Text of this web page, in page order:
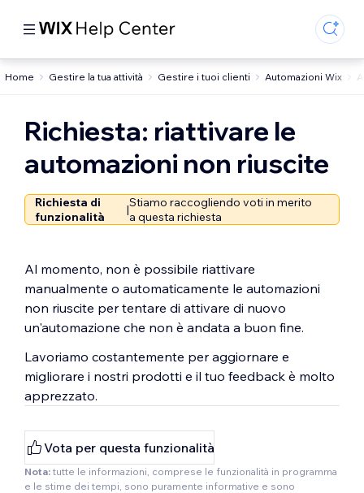
Home Gestire la tua attività Gestire i tuoi clienti Automazioni Wix
Richiesta: riattivare le
automazioni non riuscite
Richiesta di
funzionalità
|Stiamo raccogliendo voti in merito
a questa richiesta
Al momento, non è possibile riattivare
manualmente o automaticamente le automazioni
non riuscite per tentare di attivare di nuovo
un'automazione che non è andata a buon fine.
Lavoriamo costantemente per aggiornare e
migliorare i nostri prodotti e il tuo feedback è molto
apprezzato.
Vota per questa funzionalità
Nota: tutte le informazioni, comprese le funzionalità in programma
e le stime dei tempi, sono puramente informative e sono